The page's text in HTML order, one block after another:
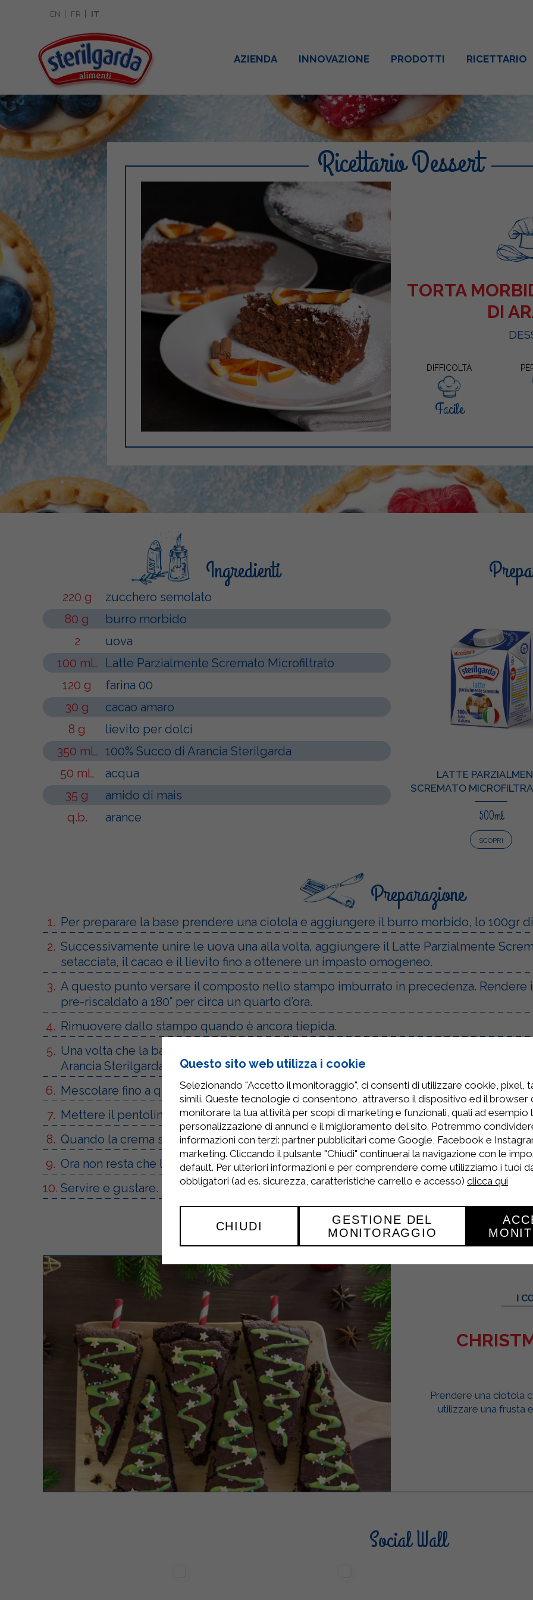
EN FR IT
AZIENDA INNOVAZIONE PRODOTTI RICETTARIO
Ricettario Dessert
TORTA
DI
DIFFICOLTÀ
Facile
Ingredienti
220 g
zucchero semolato
80 g
burro morbido
2
uova
100 mL
Latte Parzialmente Scremato Microfiltrato
120 g
farina 00
30 g
cacao amaro
8 g
lievito per dolci
350 mL 100% Succo di Arancia Sterilgarda
50 mL
acqua
35 g
amido di mais
q.b.
arance
LATTE
SCREMATO
500ml
SCOPRI
Preparazione
Per preparare la base prendere una ciotola e aggiungere il burro morbido, lo 100gr
Successivamente unire le uova una alla volta, aggiungere il Latte Parzialmente
setacciata, il cacao e il lievito fino a ottenere un impasto omogeneo.
A questo punto versare il composto nello stampo imburrato in precedenza.
pre-riscaldato a 180° per circa un quarto d’ora.
Rimuovere dallo stampo quando è ancora tiepida.
Una volta che la base è raffreddata, cominciare con la preparazione della crema: in
Arancia Sterilgarda, l’acqua, il restante zucchero e l’amido di mais.
Mescolare fino a quando il composto ottenuto risulterà totalmente senza grumi.
Mettere il pentolino sul fuoco e scaldare a fiamma bassa fino a quando non si sarà
Quando la crema sarà pronta, procedere a mettere la base su un piatto da portata e
Ora non resta che lasciarla raffreddare per poi procedere con la decorazione con fette
Servire e gustare.
Prendere una ciotola
utilizzare una frusta
Social Wall
Questo sito web utilizza i cookie
Selezionando "Accetto il monitoraggio", ci consenti di utilizzare cookie, pixel,
simili. Queste tecnologie ci consentono, attraverso il dispositivo ed il browser
monitorare la tua attività per scopi di marketing e funzionali, quali ad esempio
personalizzazione di annunci e il miglioramento del sito. Potremmo
informazioni con terzi: partner pubblicitari come Google, Facebook e
marketing. Cliccando il pulsante "Chiudi" continuerai la navigazione con le
default. Per ulteriori informazioni e per comprendere come utilizziamo i tuoi
obbligatori (ad es. sicurezza, caratteristiche carrello e accesso) clicca qui
CHIUDI
GESTIONE DEL
MONITORAGGIO